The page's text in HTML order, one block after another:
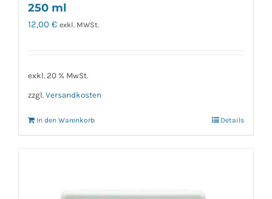
250 ml
12,00 € exkl. MWSt.
exkl. 20 % MwSt.
zzgl. Versandkosten
In den Warenkorb Details